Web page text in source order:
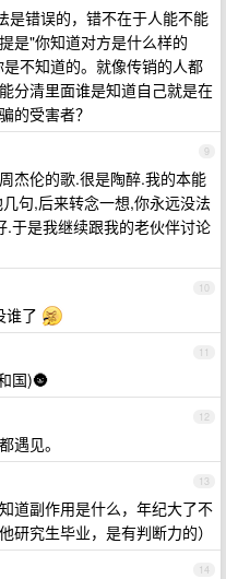
是错误的，错不在于人能不能
是"你知道对方是什么样的
不知道的。就像传销的人都
分清里面谁是知道自己就是在
的受害者？
9
杰伦的歌.很是陶醉.我的本能
句,后来转念一想,你永远没法
于是我继续跟我的老伙伴讨论
10
谁了
11
国)🌚
12
遇见。
13
道副作用是什么，年纪大了不
研究生毕业，是有判断力的）
14